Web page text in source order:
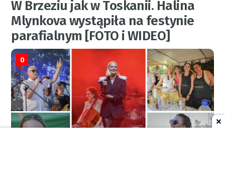
W Brzeziu jak w Toskanii. Halina
Mlynkova wystąpiła na festynie
parafialnym [FOTO i WIDEO]
0